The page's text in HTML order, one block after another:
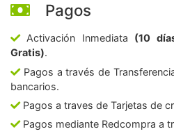
Pagos
Activación Inmediata (10
Gratis).
Pagos a través de
bancarios.
Pagos a traves de Tarjetas de
Pagos mediante Redcompra a